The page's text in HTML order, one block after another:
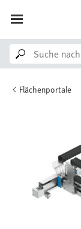
Flächenportale